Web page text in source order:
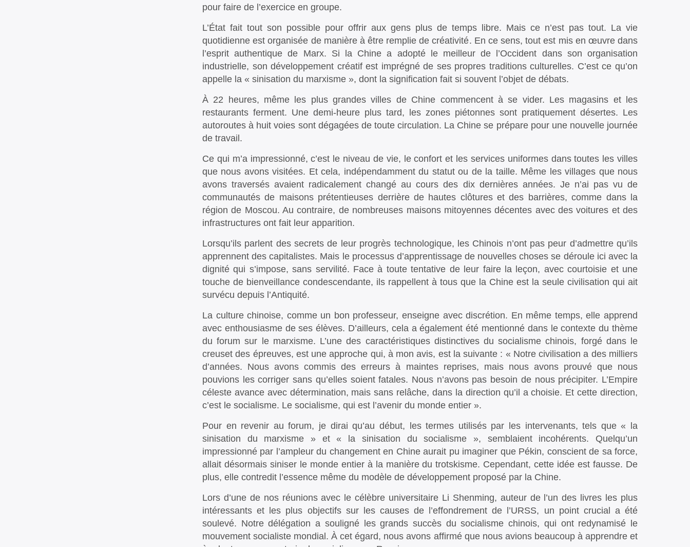
pour faire de l’exercice en groupe.
L’État fait tout son possible pour offrir aux gens plus de temps libre. Mais ce n’est pas tout. La vie
quotidienne est organisée de manière à être remplie de créativité. En ce sens, tout est mis en œuvre dans
l’esprit authentique de Marx. Si la Chine a adopté le meilleur de l’Occident dans son organisation
industrielle, son développement créatif est imprégné de ses propres traditions culturelles. C’est ce qu’on
appelle la « sinisation du marxisme », dont la signification fait si souvent l’objet de débats.
À 22 heures, même les plus grandes villes de Chine commencent à se vider. Les magasins et les
restaurants ferment. Une demi-heure plus tard, les zones piétonnes sont pratiquement désertes. Les
autoroutes à huit voies sont dégagées de toute circulation. La Chine se prépare pour une nouvelle journée
de travail.
Ce qui m’a impressionné, c’est le niveau de vie, le confort et les services uniformes dans toutes les villes
que nous avons visitées. Et cela, indépendamment du statut ou de la taille. Même les villages que nous
avons traversés avaient radicalement changé au cours des dix dernières années. Je n’ai pas vu de
communautés de maisons prétentieuses derrière de hautes clôtures et des barrières, comme dans la
région de Moscou. Au contraire, de nombreuses maisons mitoyennes décentes avec des voitures et des
infrastructures ont fait leur apparition.
Lorsqu’ils parlent des secrets de leur progrès technologique, les Chinois n’ont pas peur d’admettre qu’ils
apprennent des capitalistes. Mais le processus d’apprentissage de nouvelles choses se déroule ici avec la
dignité qui s’impose, sans servilité. Face à toute tentative de leur faire la leçon, avec courtoisie et une
touche de bienveillance condescendante, ils rappellent à tous que la Chine est la seule civilisation qui ait
survécu depuis l’Antiquité.
La culture chinoise, comme un bon professeur, enseigne avec discrétion. En même temps, elle apprend
avec enthousiasme de ses élèves. D’ailleurs, cela a également été mentionné dans le contexte du thème
du forum sur le marxisme. L’une des caractéristiques distinctives du socialisme chinois, forgé dans le
creuset des épreuves, est une approche qui, à mon avis, est la suivante : « Notre civilisation a des milliers
d’années. Nous avons commis des erreurs à maintes reprises, mais nous avons prouvé que nous
pouvions les corriger sans qu’elles soient fatales. Nous n’avons pas besoin de nous précipiter. L’Empire
céleste avance avec détermination, mais sans relâche, dans la direction qu’il a choisie. Et cette direction,
c’est le socialisme. Le socialisme, qui est l’avenir du monde entier ».
Pour en revenir au forum, je dirai qu’au début, les termes utilisés par les intervenants, tels que « la
sinisation du marxisme » et « la sinisation du socialisme », semblaient incohérents. Quelqu’un
impressionné par l’ampleur du changement en Chine aurait pu imaginer que Pékin, conscient de sa force,
allait désormais siniser le monde entier à la manière du trotskisme. Cependant, cette idée est fausse. De
plus, elle contredit l’essence même du modèle de développement proposé par la Chine.
Lors d’une de nos réunions avec le célèbre universitaire Li Shenming, auteur de l’un des livres les plus
intéressants et les plus objectifs sur les causes de l’effondrement de l’URSS, un point crucial a été
soulevé. Notre délégation a souligné les grands succès du socialisme chinois, qui ont redynamisé le
mouvement socialiste mondial. À cet égard, nous avons affirmé que nous avions beaucoup à apprendre et